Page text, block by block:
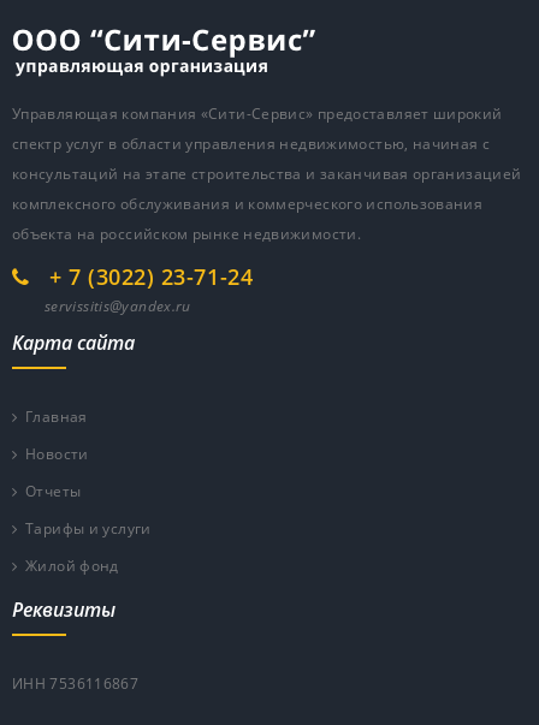
Управляющая компания «Сити-Сервис» предоставляет широкий
спектр услуг в области управления недвижимостью, начиная с
консультаций на этапе строительства и заканчивая организацией
комплексного обслуживания и коммерческого использования
объекта на российском рынке недвижимости.
+ 7 (3022) 23-71-24
servissitis@yandex.ru
Карта сайта
Главная
Новости
Отчеты
Тарифы и услуги
Жилой фонд
Реквизиты
ИНН 7536116867